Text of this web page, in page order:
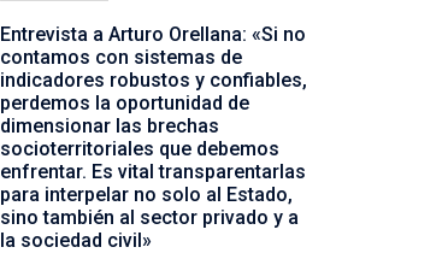
Entrevista a Arturo Orellana: «Si no
contamos con sistemas de
indicadores robustos y confiables,
perdemos la oportunidad de
dimensionar las brechas
socioterritoriales que debemos
enfrentar. Es vital transparentarlas
para interpelar no solo al Estado,
sino también al sector privado y a
la sociedad civil»